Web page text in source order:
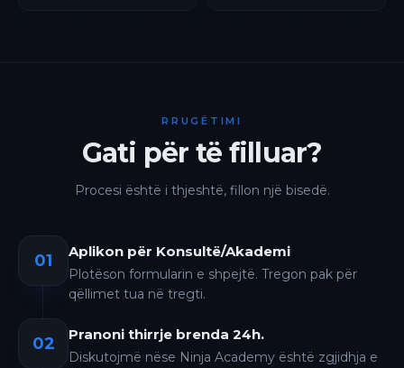
RRUGËTIMI
Gati për të filluar?
Procesi është i thjeshtë, fillon një bisedë.
01 Aplikon për Konsultë/Akademi
Plotëson formularin e shpejtë. Tregon pak për
qëllimet tua në tregti.
02 Pranoni thirrje brenda 24h.
Diskutojmë nëse Ninja Academy është zgjidhja e